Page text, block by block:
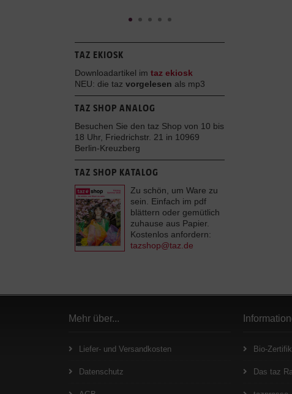
TAZ EKIOSK
Downloadartikel im taz ekiosk
NEU: die taz vorgelesen als mp3
TAZ SHOP ANALOG
Besuchen Sie den taz Shop von 10 bis
18 Uhr, Friedrichstr. 21 in 10969
Berlin-Kreuzberg
TAZ SHOP KATALOG
Zu schön, um Ware zu
sein. Einfach im pdf
blättern oder gemütlich
zuhause aus Papier.
Kostenlos anfordern:
tazshop@taz.de
Mehr über...
Liefer- und Versandkosten
Datenschutz
Bio-
Das taz